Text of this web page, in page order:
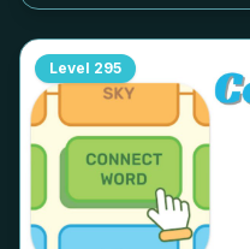
Level 295